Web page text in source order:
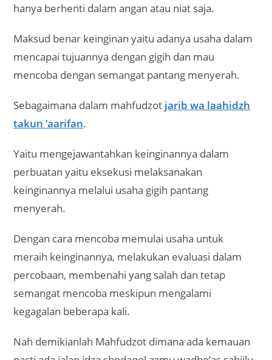
hanya berhenti dalam angan atau niat saja.
Maksud benar keinginan yaitu adanya usaha dalam
mencapai tujuannya dengan gigih dan mau
mencoba dengan semangat pantang menyerah.
Sebagaimana dalam mahfudzot jarib wa laahidzh
takun ‘aarifan.
Yaitu mengejawantahkan keinginannya dalam
perbuatan yaitu eksekusi melaksanakan
keinginannya melalui usaha gigih pantang
menyerah.
Dengan cara mencoba memulai usaha untuk
meraih keinginannya, melakukan evaluasi dalam
percobaan, membenahi yang salah dan tetap
semangat mencoba meskipun mengalami
kegagalan beberapa kali.
Nah demikianlah Mahfudzot dimana ada kemauan